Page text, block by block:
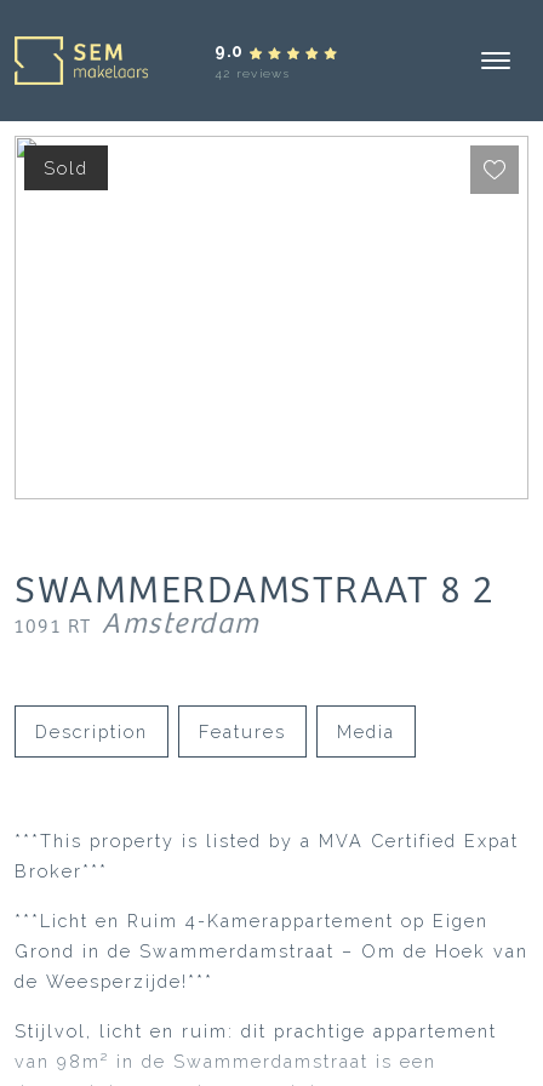
9.0
42 reviews
Sold
SWAMMERDAMSTRAAT 8 2
1091 RT Amsterdam
Description Features Media
***This property is listed by a MVA Certified Expat
Broker***
***Licht en Ruim 4-Kamerappartement op Eigen
Grond in de Swammerdamstraat – Om de Hoek van
de Weesperzijde!***
Stijlvol, licht en ruim: dit prachtige appartement
van 98m² in de Swammerdamstraat is een